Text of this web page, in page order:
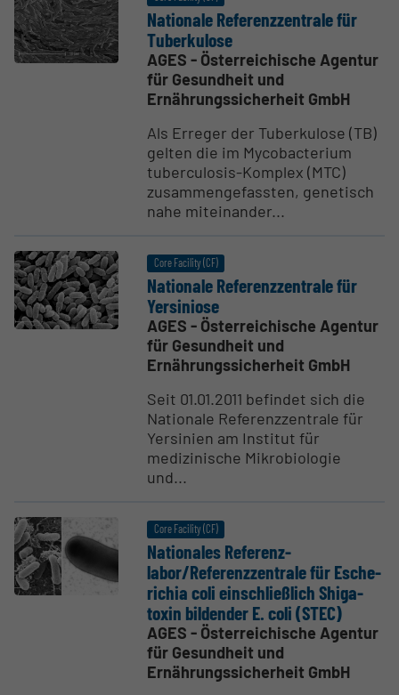
Nationale Referenz­zen­trale für
Tuber­kulose
AGES - Österreichische Agentur
für Gesundheit und
Ernährungssicherheit GmbH
Als Erreger der Tuberkulose (TB)
gelten die im Mycobacterium
tuberculosis-Komplex (MTC)
zusammengefassten, genetisch
nahe miteinander...
Core Facility (CF)
Nationale Referenz­zen­trale für
Yersi­niose
AGES - Österreichische Agentur
für Gesundheit und
Ernährungssicherheit GmbH
Seit 01.01.2011 befindet sich die
Nationale Referenzzentrale für
Yersinien am Institut für
medizinische Mikrobiologie
und...
Core Facility (CF)
Natio­nales Referenz­
labor/Referenz­zen­trale für Esche­
richia coli einsch­ließlich Shiga­
toxin bildender E. coli (STEC)
AGES - Österreichische Agentur
für Gesundheit und
Ernährungssicherheit GmbH